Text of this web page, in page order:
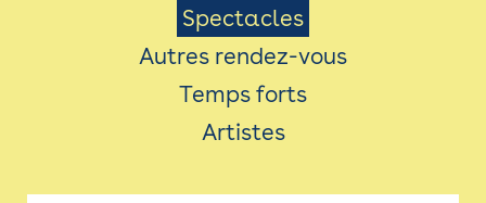
AVEC LES PUBLICS
ACCESSIBILITÉ
LES PRODUCTIONS
Menu
Saison
Spectacles
Autres rendez-vous
Temps forts
Artistes